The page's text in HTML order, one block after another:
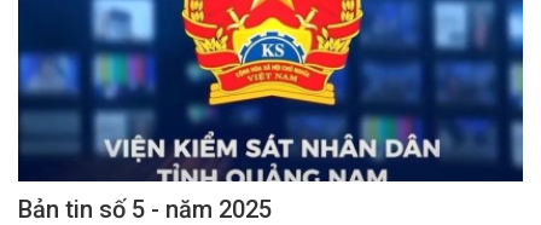
Bản tin số 5 - năm 2025